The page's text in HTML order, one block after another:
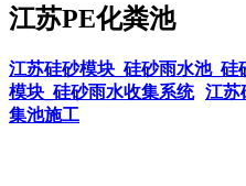
江苏PE化粪池
江苏硅砂模块_硅砂雨水池_硅
模块_硅砂雨水收集系统 江苏
集池施工